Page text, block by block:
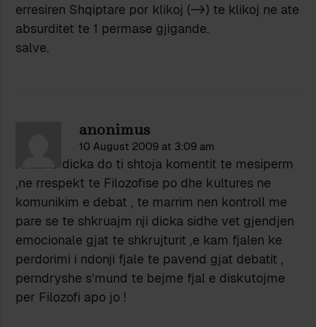
erresiren Shqiptare por klikoj (->) te klikoj ne ate
absurditet te 1 permase gjigande.
salve.
anonimus
10 August 2009 at 3:09 am
Ah..dhe dicka do ti shtoja komentit te mesiperm
,ne rrespekt te Filozofise po dhe kultures ne
komunikim e debat , te marrim nen kontroll me
pare se te shkruajm nji dicka sidhe vet gjendjen
emocionale gjat te shkrujturit ,e kam fjalen ke
perdorimi i ndonji fjale te pavend gjat debatit ,
perndryshe s’mund te bejme fjal e diskutojme
per Filozofi apo jo !